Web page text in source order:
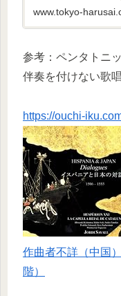
www.tokyo-
参考：ペンタトニ
伴奏を付けない歌
https://ouchi-
作曲者不詳（中国
階）